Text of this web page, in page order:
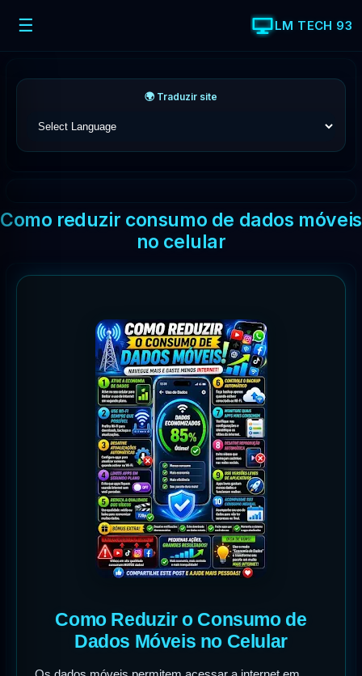
☰ LM TECH 93
🌍 Traduzir site
Como reduzir consumo de dados móveis
no celular
Como Reduzir o Consumo de
Dados Móveis no Celular